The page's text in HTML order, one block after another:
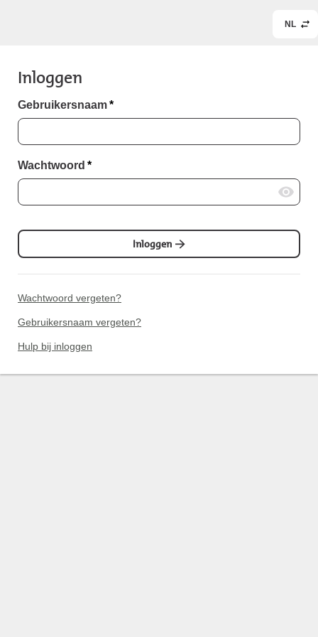
NL
Inloggen
Gebruikersnaam*
Wachtwoord *
Inloggen
Wachtwoord vergeten?
Gebruikersnaam vergeten?
Hulp bij inloggen